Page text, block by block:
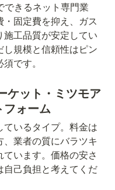
できるネット専門業
固定費を抑え、ガス
工品質が安定してい
規模と信頼性はピン
です。
ケット・ミツモア
ォーム
いるタイプ。料金は
業者の質にバラツキ
います。価格の安さ
己負担と考えてくだ